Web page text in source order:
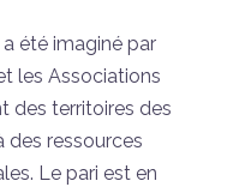
été imaginé par
les Associations
des territoires des
des ressources
Le pari est en